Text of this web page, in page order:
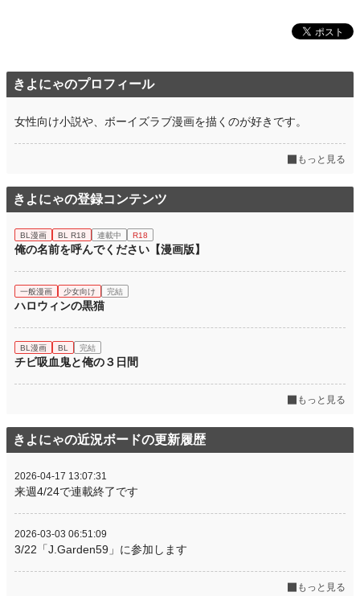
きよにゃのプロフィール
女性向け小説や、ボーイズラブ漫画を描くのが好きです。
もっと見る
きよにゃの登録コンテンツ
BL漫画 BL R18 連載中 R18
俺の名前を呼んでください【漫画版】
一般漫画 少女向け 完結
ハロウィンの黒猫
BL漫画 BL 完結
チビ吸血鬼と俺の３日間
もっと見る
きよにゃの近況ボードの更新履歴
2026-04-17 13:07:31
来週4/24で連載終了です
2026-03-03 06:51:09
3/22「J.Garden59」に参加します
もっと見る